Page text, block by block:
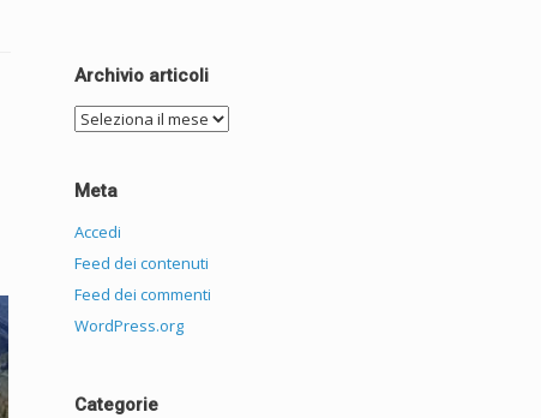
Archivio articoli
Archivio
articoli
Meta
Accedi
Feed dei contenuti
Feed dei commenti
WordPress.org
Categorie